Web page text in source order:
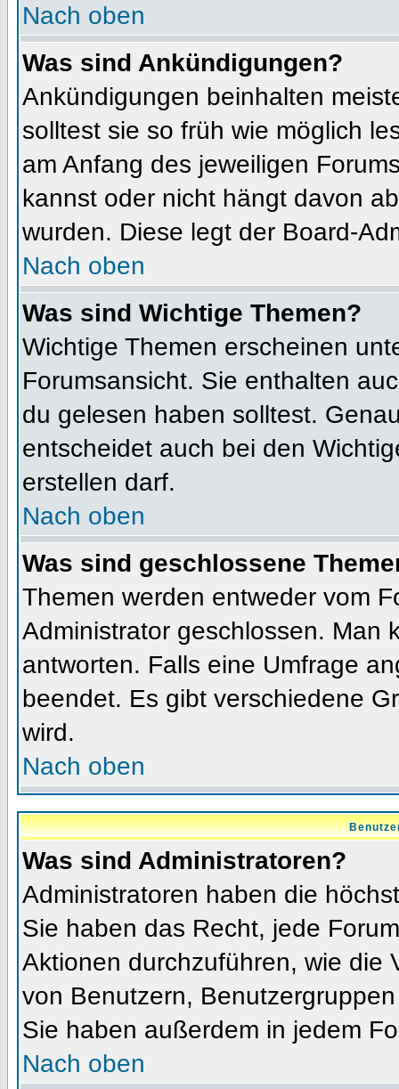
Nach oben
Was sind Ankündigungen?
Ankündigungen beinhalten
solltest sie so früh wie möglich
am Anfang des jeweiligen
kannst oder nicht hängt davon
wurden. Diese legt der Board-
Nach oben
Was sind Wichtige Themen?
Wichtige Themen erscheinen
Forumsansicht. Sie enthalten
du gelesen haben solltest.
entscheidet auch bei den
erstellen darf.
Nach oben
Was sind geschlossene
Themen werden entweder vom
Administrator geschlossen. Man
antworten. Falls eine Umfrage
beendet. Es gibt verschiedene
wird.
Nach oben
Was sind Administratoren?
Administratoren haben die
Sie haben das Recht, jede
Aktionen durchzuführen, wie die
von Benutzern,
Sie haben außerdem in jedem
Nach oben